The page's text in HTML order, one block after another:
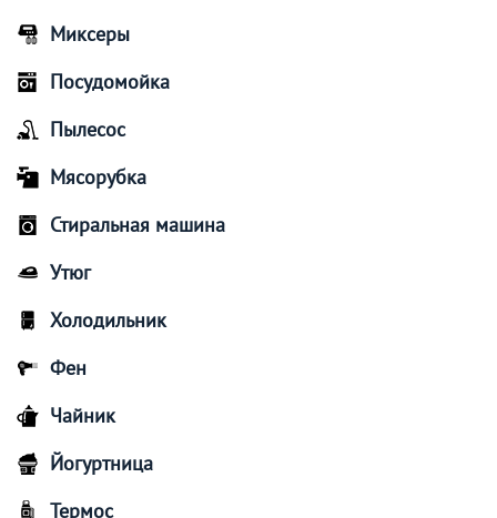
Миксеры
Посудомойка
Пылесос
Мясорубка
Стиральная машина
Утюг
Холодильник
Фен
Чайник
Йогуртница
Термос